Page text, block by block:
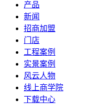
产品
新闻
招商加盟
门店
工程案例
实景案例
风云人物
线上商学院
下载中心